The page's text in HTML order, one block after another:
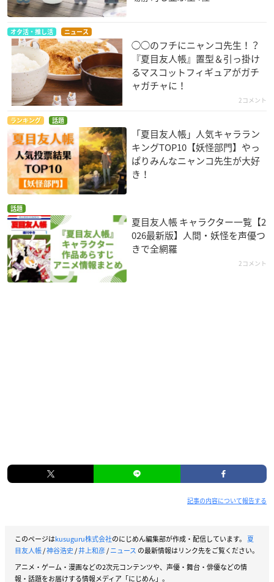
オタ活・推し活 ニュース
◯◯のフチにニャンコ先生！？
『夏目友人帳』置型＆引っ掛け
るマスコットフィギュアがガチ
ャガチャに！
2コメント
ランキング 話題
「夏目友人帳」人気キャララン
キングTOP10【妖怪部門】やっ
ぱりみんなニャンコ先生が大好
き！
話題
夏目友人帳 キャラクター一覧【2
026最新版】人間・妖怪を声優つ
きで全網羅
2コメント
記事の内容について報告する
このページはkusuguru株式会社のにじめん編集部が作成・配信しています。 夏
目友人帳/神谷浩史/井上和彦/ニュース の最新情報はリンク先をご覧ください。
アニメ・ゲーム・漫画などの2次元コンテンツや、声優・舞台・俳優などの情
報・話題をお届けする情報メディア「にじめん」。